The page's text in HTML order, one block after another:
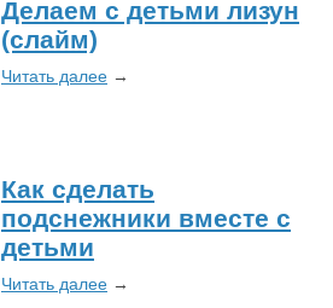
Делаем с детьми лизун
(слайм)
Читать далее →
Как сделать
подснежники вместе с
детьми
Читать далее →